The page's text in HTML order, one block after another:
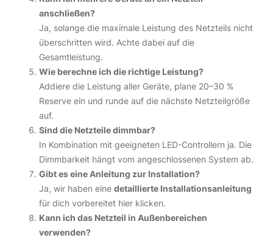
anschließen?
Ja, solange die maximale Leistung des Netzteils nicht
überschritten wird. Achte dabei auf die
Gesamtleistung.
Wie berechne ich die richtige Leistung?
Addiere die Leistung aller Geräte, plane 20–30 %
Reserve ein und runde auf die nächste Netzteilgröße
auf.
Sind die Netzteile dimmbar?
In Kombination mit geeigneten LED-Controllern ja. Die
Dimmbarkeit hängt vom angeschlossenen System ab.
Gibt es eine Anleitung zur Installation?
Ja, wir haben eine detaillierte Installationsanleitung
für dich vorbereitet hier klicken.
Kann ich das Netzteil in Außenbereichen
verwenden?